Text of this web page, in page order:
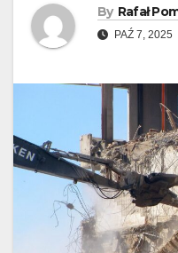
By Rafał
PAŹ 7, 2025